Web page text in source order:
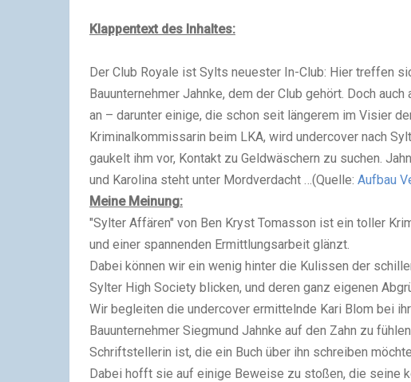
Klappentext des Inhaltes:
Der Club Royale ist Sylts neuester In-Club: Hier treffen
Bauunternehmer Jahnke, dem der Club gehört. Doch
an – darunter einige, die schon seit längerem im Visier
Kriminalkommissarin beim LKA, wird undercover nach
gaukelt ihm vor, Kontakt zu Geldwäschern zu suchen.
und Karolina steht unter Mordverdacht …(Quelle: Aufbau
Meine Meinung:
"Sylter Affären" von Ben Kryst Tomasson ist ein toller
und einer spannenden Ermittlungsarbeit glänzt.
Dabei können wir ein wenig hinter die Kulissen der
Sylter High Society blicken, und deren ganz eigenen
Wir begleiten die undercover ermittelnde Kari Blom bei
Bauunternehmer Siegmund Jahnke auf den Zahn zu
Schriftstellerin ist, die ein Buch über ihn schreiben möchte.
Dabei hofft sie auf einige Beweise zu stoßen, die seine